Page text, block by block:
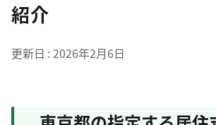
紹介
更新日 2026年2月6日